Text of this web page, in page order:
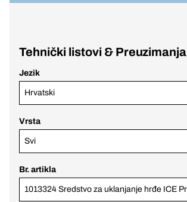
Tehnički listovi & Preuzimanja
Jezik
Hrvatski
Vrsta
Svi
Br. artikla